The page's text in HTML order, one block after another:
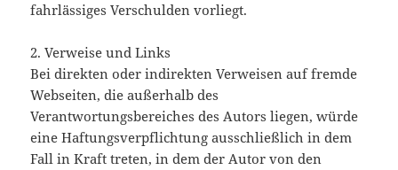
fahrlässiges Verschulden vorliegt.
2. Verweise und Links
Bei direkten oder indirekten Verweisen auf fremde
Webseiten, die außerhalb des
Verantwortungsbereiches des Autors liegen, würde
eine Haftungsverpflichtung ausschließlich in dem
Fall in Kraft treten, in dem der Autor von den